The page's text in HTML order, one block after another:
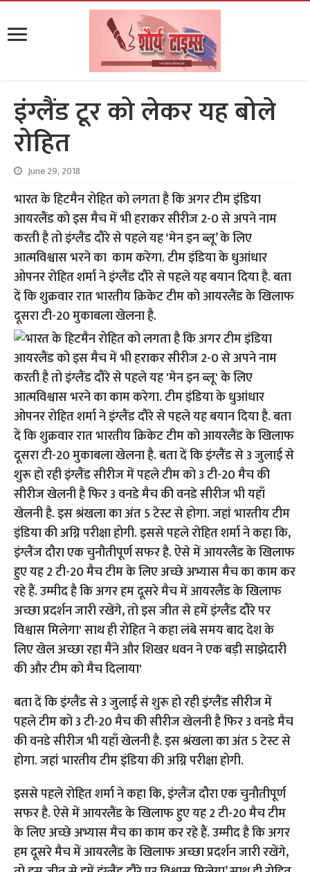
इंग्लैंड टूर को लेकर यह बोले
रोहित
June 29, 2018
भारत के हिटमैन रोहित को लगता है कि अगर टीम इंडिया
आयरलैंड को इस मैच में भी हराकर सीरीज 2-0 से अपने नाम
करती है तो इंग्लैंड दौरे से पहले यह ‘मेन इन ब्लू’ के लिए
आत्मविश्वास भरने का काम करेगा. टीम इंडिया के धुआंधार
ओपनर रोहित शर्मा ने इंग्लैंड दौरे से पहले यह बयान दिया है. बता
दें कि शुक्रवार रात भारतीय क्रिकेट टीम को आयरलैंड के खिलाफ
दूसरा टी-20 मुकाबला खेलना है.
बता दें कि इंग्लैंड से 3 जुलाई से शुरू हो रही इंग्लैंड सीरीज में
पहले टीम को 3 टी-20 मैच की सीरीज खेलनी है फिर 3 वनडे मैच
की वनडे सीरीज भी यहाँ खेलनी है. इस श्रंखला का अंत 5 टेस्ट से
होगा. जहां भारतीय टीम इंडिया की अग्नि परीक्षा होगी.
इससे पहले रोहित शर्मा ने कहा कि, इंग्लैंज दौरा एक चुनौतीपूर्ण
सफर है. ऐसे में आयरलैंड के खिलाफ हुए यह 2 टी-20 मैच टीम
के लिए अच्छे अभ्यास मैच का काम कर रहे हैं. उम्मीद है कि अगर
हम दूसरे मैच में आयरलैंड के खिलाफ अच्छा प्रदर्शन जारी रखेंगे,